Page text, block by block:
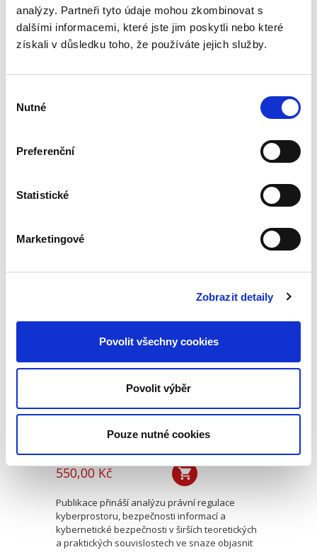
analýzy. Partneři tyto údaje mohou zkombinovat s
dalšími informacemi, které jste jim poskytli nebo které
získali v důsledku toho, že používáte jejich služby.
souhlasu
Nutné
Preferenční
Statistické
Marketingové
Zobrazit detaily
Povolit všechny cookies
Povolit výběr
Pouze nutné cookies
2023: Start
preventivní
restrukturalizace.Nová
podnikatele, nebo
Jaroslav Schönfeld Petr Sprinz a
nebo velký problém pro věřitele?“ je ve
bezpečnosti a její
550,00 Kč
Publikace přináší analýzu právní regulace
kyberprostoru, bezpečnosti informací a
kybernetické bezpečnosti v širších teoretických
a praktických souvislostech ve snaze objasnit